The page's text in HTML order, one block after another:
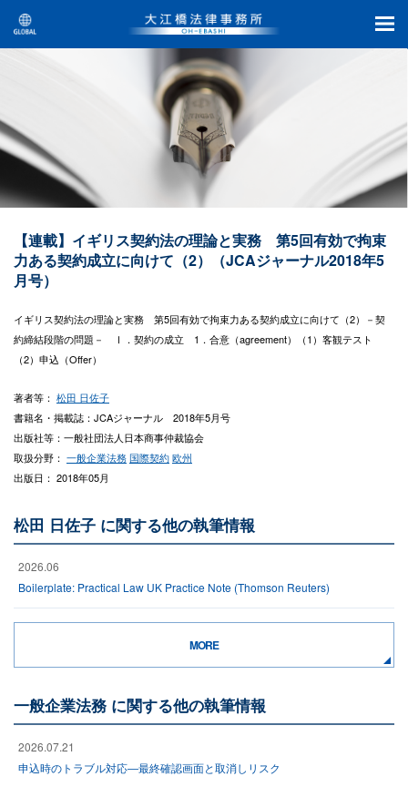
【連載】イギリス契約法の理論と実務 第5回有効で拘束
力ある契約成立に向けて（2）（JCAジャーナル2018年5
月号）
イギリス契約法の理論と実務 第5回有効で拘束力ある契約成立に向けて（2）－契
約締結段階の問題－ Ⅰ．契約の成立 1．合意（agreement）（1）客観テスト
（2）申込（Offer）
著者等： 松田 日佐子
書籍名・掲載誌：JCAジャーナル 2018年5月号
出版社等：一般社団法人日本商事仲裁協会
取扱分野： 一般企業法務国際契約欧州
出版日： 2018年05月
松田 日佐子 に関する他の執筆情報
2026.06
Boilerplate: Practical Law UK Practice Note (Thomson Reuters)
MORE
一般企業法務 に関する他の執筆情報
2026.07.21
申込時のトラブル対応―最終確認画面と取消しリスク